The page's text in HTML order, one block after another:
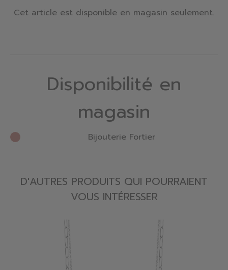
Cet article est disponible en magasin seulement.
Disponibilité en
magasin
Bijouterie Fortier
D'AUTRES PRODUITS QUI POURRAIENT
VOUS INTÉRESSER